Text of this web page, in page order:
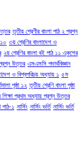
তৃতীয় শ্রেণীর বাংলা পাঠ ২ প্রশ্ন
৩য় শ্রেণির বাংলাদেশ ও
২য় শ্রেণির বাংলা বই পাঠ ১১ একুশের
প্রশ্ন উত্তর এসএসসি পদার্থবিজ্ঞান
ও বিশ্বপরিচয় অধ্যায় ১ ৫ম
পৃষ্ঠা ১২ তৃতীয় শ্রেণি বাংলা পৃষ্ঠা
শিক্ষা প্রথম অধ্যায় প্রশ্ন উত্তর
পাঠ-১ নার্সিং নার্সিং ভর্তি নার্সিং ভর্তি